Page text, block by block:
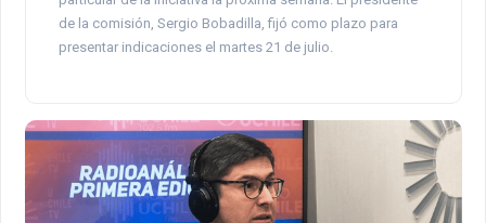
de la comisión, Sergio Bobadilla, fijó como plazo para
presentar indicaciones el martes 21 de julio.